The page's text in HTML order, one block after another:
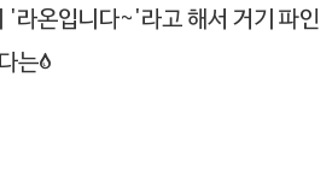
'라온입니다~'라고 해서 거기 파인
는;